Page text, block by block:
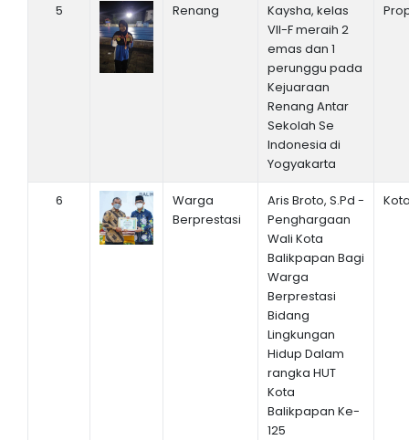
5 Renang
Kaysha, kelas
VII-F meraih 2
emas dan 1
perunggu pada
Kejuaraan
Renang Antar
Sekolah Se
Indonesia di
Yogyakarta
6
Warga
Berprestasi
Aris Broto, S.Pd -
Penghargaan
Wali Kota
Balikpapan Bagi
Warga
Berprestasi
Bidang
Lingkungan
Hidup Dalam
rangka HUT
Kota
Balikpapan Ke-
125